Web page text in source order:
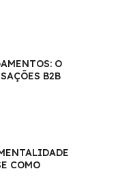
O
B2B
COMO